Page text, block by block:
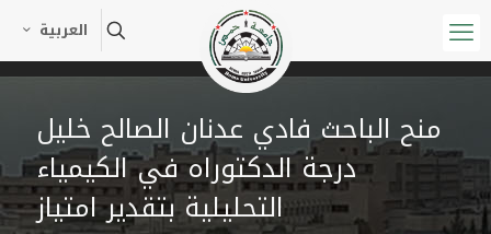
العربية
منح الباحث فادي عدنان الصالح خليل
درجة الدكتوراه في الكيمياء
التحليلية بتقدير امتياز